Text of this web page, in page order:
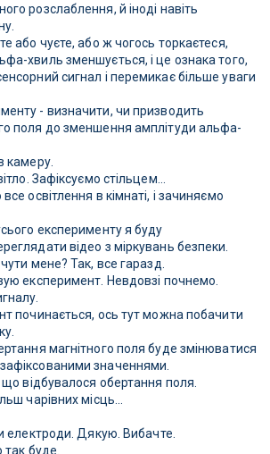
розслаблення, й іноді навіть
або чуєте, або ж чогось торкаєтеся,
хвиль зменшується, і це ознака того,
сигнал і перемикає більше уваги
- визначити, чи призводить
поля до зменшення амплітуди альфа-
камеру.
Зафіксуємо стільцем...
освітлення в кімнаті, і зачиняємо
експерименту я буду
відео з міркувань безпеки.
мене? Так, все гаразд.
експеримент. Невдовзі почнемо.
починається, ось тут можна побачити
магнітного поля буде змінюватися
значеннями.
відбувалося обертання поля.
чарівних місць...
електроди. Дякую. Вибачте.
буде.